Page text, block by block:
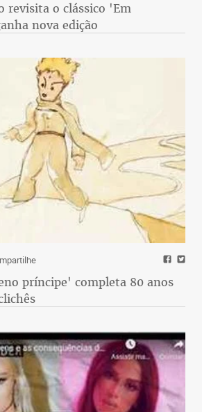
revisita o clássico 'Em
nova edição
príncipe' completa 80 anos